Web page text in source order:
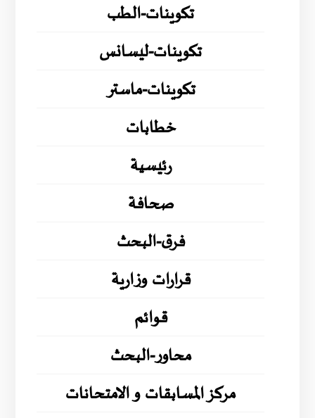
تكوينات-الطب
تكوينات-ليسانس
تكوينات-ماستر
خطابات
رئيسية
صحافة
فرق-البحث
قرارات وزارية
قوائم
محاور-البحث
مركز المسابقات و الامتحانات